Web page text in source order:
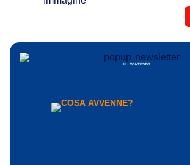
IL CONTESTO